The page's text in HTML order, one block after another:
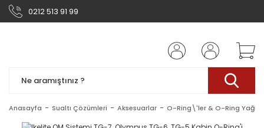
0212 513 91 99
Anasayfa Sualtı Çözümleri Aksesuarlar O-Ring\'ler & O-Ring